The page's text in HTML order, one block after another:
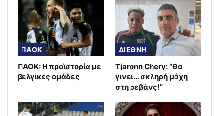
ΠΑΟΚ
ΠΑΟΚ: Η προϊστορία με
βελγικές ομάδες
ΔΙΕΘΝΗ
Tjaronn Chery: “Θα
γινει… σκληρή μάχη
στη ρεβάνς!”